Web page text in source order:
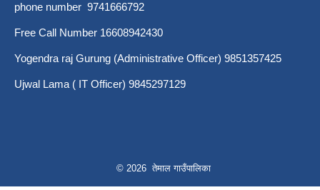
phone number 9741666792
Free Call Number 16608942430
Yogendra raj Gurung (Administrative Officer) 9851357425
Ujwal Lama ( IT Officer) 9845297129
© 2026 तेमाल गाउँपालिका